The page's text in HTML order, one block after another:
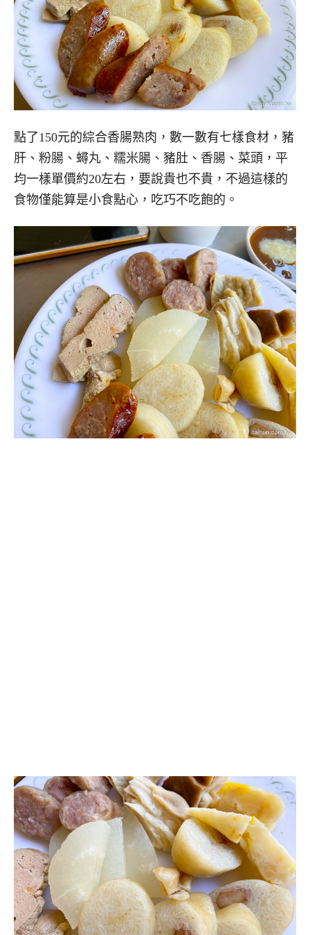
點了150元的綜合香腸熟肉，數一數有七樣食材，豬
肝、粉腸、蟳丸、糯米腸、豬肚、香腸、菜頭，平
均一樣單價約20左右，要說貴也不貴，不過這樣的
食物僅能算是小食點心，吃巧不吃飽的。